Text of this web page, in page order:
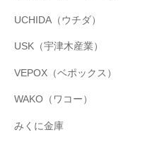
UCHIDA（ウチダ）
USK（宇津木産業）
VEPOX（ベポックス）
WAKO（ワコー）
みくに金庫